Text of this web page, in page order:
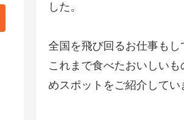
した。
全国を飛び回るお仕事もし
これまで食べたおいしいも
めスポットをご紹介してい